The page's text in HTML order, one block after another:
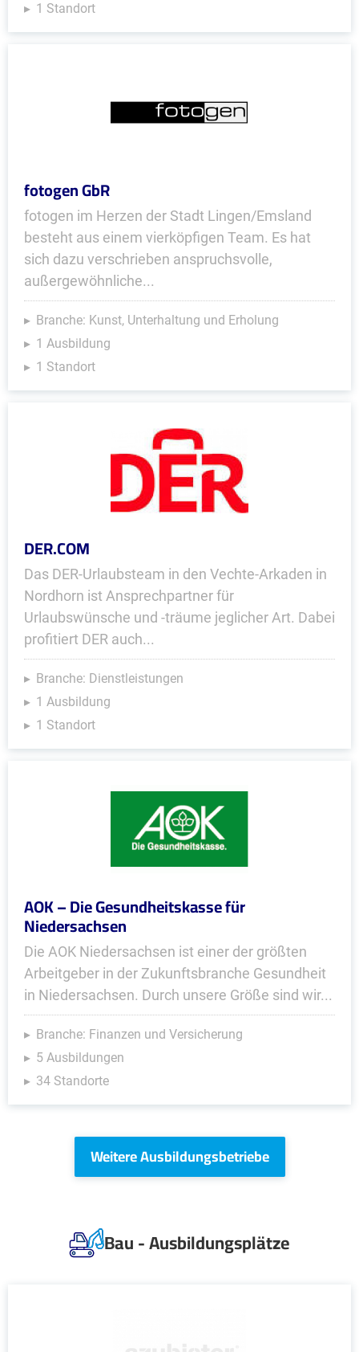
1 Standort
fotogen GbR
fotogen im Herzen der Stadt Lingen/Emsland
besteht aus einem vierköpfigen Team. Es hat
sich dazu verschrieben anspruchsvolle,
außergewöhnliche...
Branche: Kunst, Unterhaltung und Erholung
1 Ausbildung
1 Standort
DER.COM
Das DER-Urlaubsteam in den Vechte-Arkaden in
Nordhorn ist Ansprechpartner für
Urlaubswünsche und -träume jeglicher Art. Dabei
profitiert DER auch...
Branche: Dienstleistungen
1 Ausbildung
1 Standort
AOK – Die Gesundheitskasse für
Niedersachsen
Die AOK Niedersachsen ist einer der größten
Arbeitgeber in der Zukunftsbranche Gesundheit
in Niedersachsen. Durch unsere Größe sind wir...
Branche: Finanzen und Versicherung
5 Ausbildungen
34 Standorte
Weitere Ausbildungsbetriebe
Bau - Ausbildungsplätze